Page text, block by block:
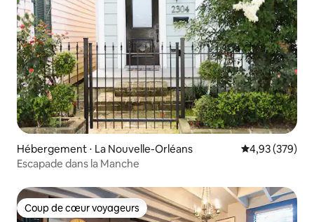
Hébergement ⋅ La Nouvelle-Orléans Évaluation
4,93 (379)
Escapade dans la Manche
Coup de cœur voyageurs
Coup de cœur voyageurs